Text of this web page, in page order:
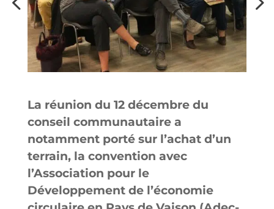
La réunion du 12 décembre du
conseil communautaire a
notamment porté sur l’achat d’un
terrain, la convention avec
l’Association pour le
Développement de l’économie